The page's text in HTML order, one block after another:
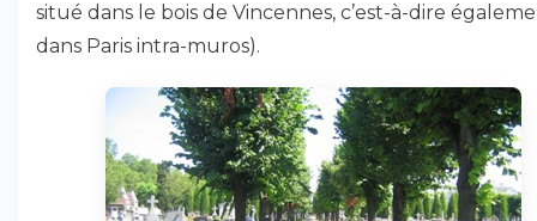
situé dans le bois de Vincennes, c’est-à-dire
dans Paris intra-muros).